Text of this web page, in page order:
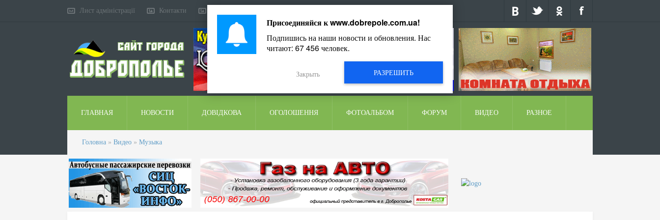
Лист адміністрації Контакти
ГЛАВНАЯ НОВОСТИ ДОВІДКОВА ОГОЛОШЕННЯ ФОТОАЛЬБОМ ФОРУМ ВИДЕО РАЗНОЕ
Головна » Видео » Музыка
Присоединяйся кwww.dobrepole.com.ua!
Подпишись на наши новости и обновления. Нас
читают: 67 456человек.
РАЗРЕШИТЬ
Закрыть